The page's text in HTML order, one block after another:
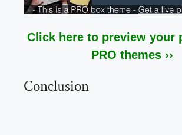
Click here to preview your
PRO themes ››
Conclusion